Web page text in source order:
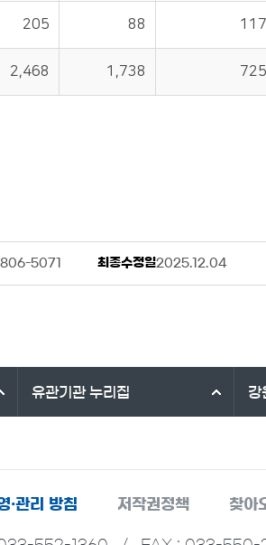
205 88 117
2,468 1,738 725
5071 최종수정일2025.12.04
유관기관누리집 강
·관리 방침 저작권정책 찾아